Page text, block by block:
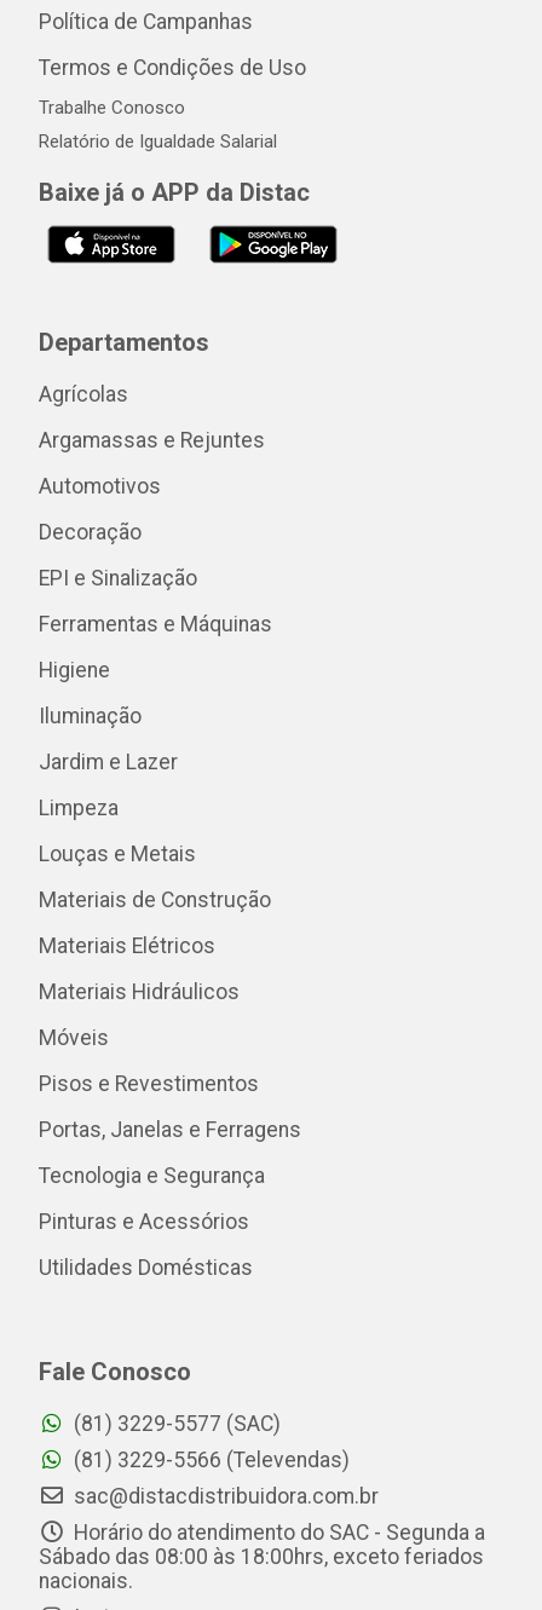
Política de Campanhas
Termos e Condições de Uso
Trabalhe Conosco
Relatório de Igualdade Salarial
Baixe já o APP da Distac
Departamentos
Agrícolas
Argamassas e Rejuntes
Automotivos
Decoração
EPI e Sinalização
Ferramentas e Máquinas
Higiene
Iluminação
Jardim e Lazer
Limpeza
Louças e Metais
Materiais de Construção
Materiais Elétricos
Materiais Hidráulicos
Móveis
Pisos e Revestimentos
Portas, Janelas e Ferragens
Tecnologia e Segurança
Pinturas e Acessórios
Utilidades Domésticas
Fale Conosco
(81) 3229-5577 (SAC)
(81) 3229-5566 (Televendas)
sac@distacdistribuidora.com.br
Horário do atendimento do SAC - Segunda a
Sábado das 08:00 às 18:00hrs, exceto feriados
nacionais.